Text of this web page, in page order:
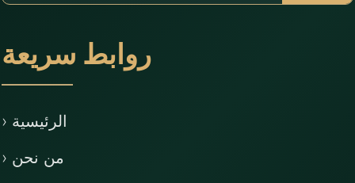
روابط سريعة
› الرئيسية
› من نحن